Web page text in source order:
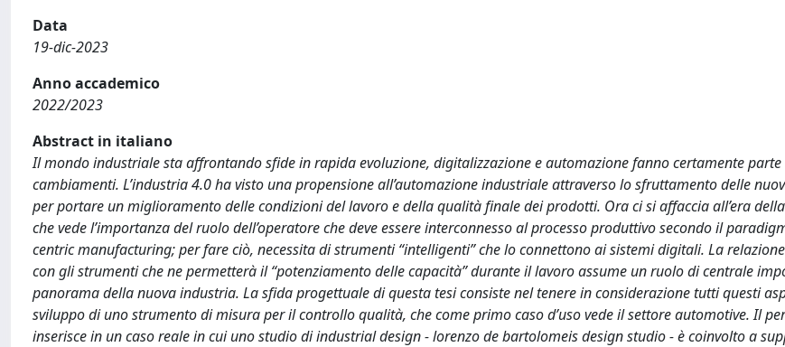
Data
19-dic-2023
Anno accademico
2022/2023
Abstract in italiano
Il mondo industriale sta affrontando sfide in rapida evoluzione, digitalizzazione e automazione fanno certamente
cambiamenti. L’industria 4.0 ha visto una propensione all’automazione industriale attraverso lo sfruttamento delle
per portare un miglioramento delle condizioni del lavoro e della qualità finale dei prodotti. Ora ci si affaccia all’era
che vede l’importanza del ruolo dell’operatore che deve essere interconnesso al processo produttivo secondo il
centric manufacturing; per fare ciò, necessita di strumenti “intelligenti” che lo connettono ai sistemi digitali. La
con gli strumenti che ne permetterà il “potenziamento delle capacità” durante il lavoro assume un ruolo di centrale
panorama della nuova industria. La sfida progettuale di questa tesi consiste nel tenere in considerazione tutti questi
sviluppo di uno strumento di misura per il controllo qualità, che come primo caso d’uso vede il settore automotive. Il
inserisce in un caso reale in cui uno studio di industrial design - lorenzo de bartolomeis design studio - è coinvolto a